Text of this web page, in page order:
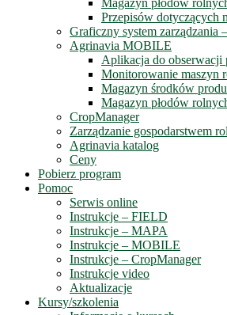
Magazyn płodów
Przepisów dotyczących
Graficzny system zarządzania
Agrinavia MOBILE
Aplikacja do obserwacji
Monitorowanie maszyn
Magazyn środków
Magazyn płodów
CropManager
Zarządzanie gospodarstwem
Agrinavia katalog
Ceny
Pobierz program
Pomoc
Serwis online
Instrukcje – FIELD
Instrukcje – MAPA
Instrukcje – MOBILE
Instrukcje – CropManager
Instrukcje video
Aktualizacje
Kursy/szkolenia